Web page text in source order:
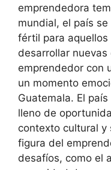
emprendedora
mundial, el país
fértil para
desarrollar nuevas
emprendedor con
un momento
Guatemala. El
lleno de
contexto cultural y
figura del
desafíos, como el